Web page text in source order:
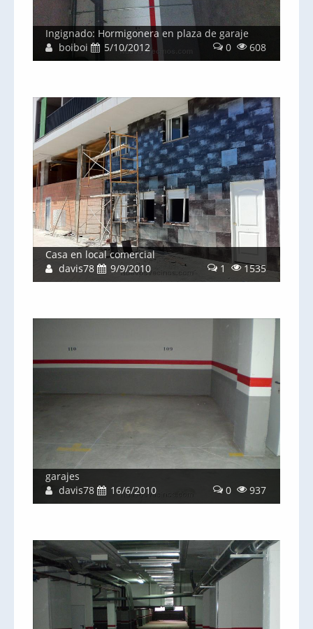
Ingignado: Hormigonera en plaza de garaje
boiboi
5/10/2012 0 608
Casa en local comercial
davis78
9/9/2010 1 1535
garajes
davis78
16/6/2010 0 937